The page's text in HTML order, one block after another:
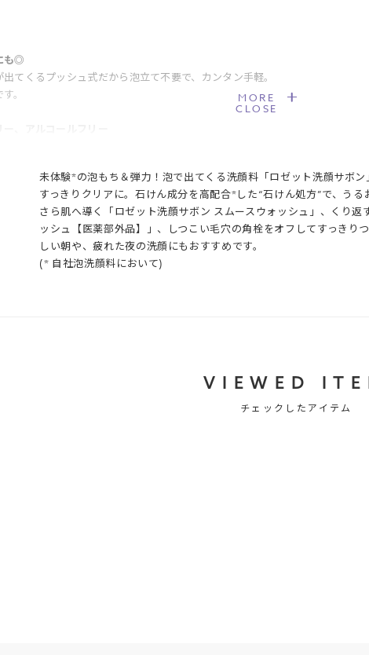
も◎
てくるプッシュ式だから泡立て不要で、カンタン手軽。
。
ないということではありません。
はありません。
MORE
CLOSE
未体験*の泡もち＆弾力！泡で出てくる洗顔料「ロゼット洗顔サボ
すっきりクリアに。石けん成分を高配合*した“石けん処方”で、う
さら肌へ導く「ロゼット洗顔サボン スムースウォッシュ」、くり
ッシュ【医薬部外品】」、しつこい毛穴の角栓をオフしてすっき
しい朝や、疲れた夜の洗顔にもおすすめです。
(* 自社泡洗顔料において)
VIEWED
チェックしたアイテム